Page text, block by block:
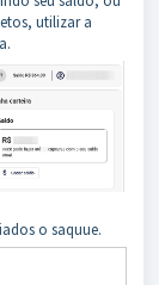
utilizar a
o saquue.